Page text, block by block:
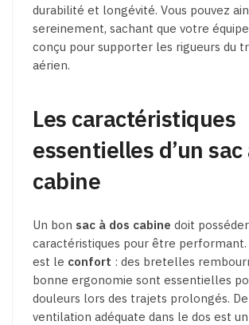
durabilité et longévité. Vous pouvez
sereinement, sachant que votre
conçu pour supporter les rigueurs du
aérien.
Les caractéristiques
essentielles d’un sac
cabine
Un bon sac à dos cabine doit
caractéristiques pour être
est le confort : des bretelles
bonne ergonomie sont essentielles
douleurs lors des trajets prolongés.
ventilation adéquate dans le dos est